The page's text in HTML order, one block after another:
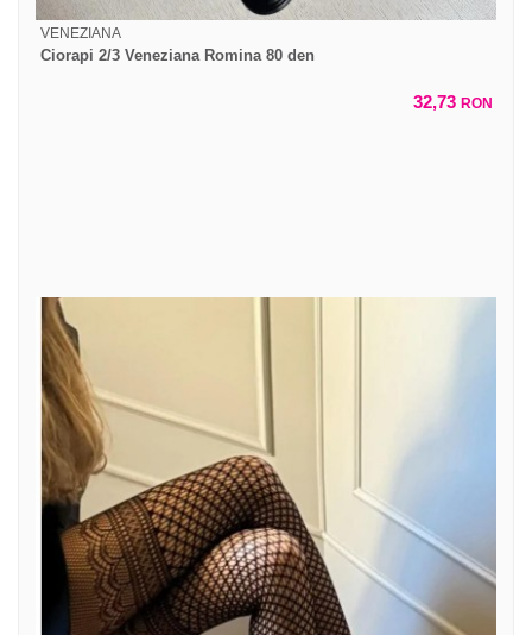
VENEZIANA
Ciorapi 2/3 Veneziana Romina 80 den
32,73 RON